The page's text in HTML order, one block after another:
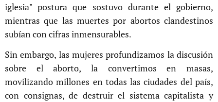
iglesia" postura que sostuvo durante el gobierno,
mientras que las muertes por abortos clandestinos
subían con cifras inmensurables.
Sin embargo, las mujeres profundizamos la discusión
sobre el aborto, la convertimos en masas,
movilizando millones en todas las ciudades del país,
con consignas, de destruir el sistema capitalista y